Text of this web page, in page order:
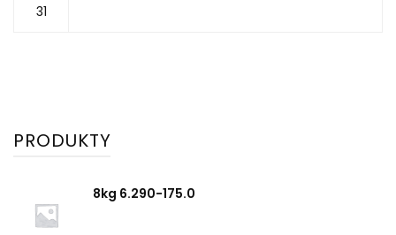
31
PRODUKTY
8kg 6.290-175.0